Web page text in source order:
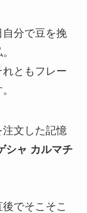
分で豆を挽
ともフレー
文した記憶
シャ カルマチ
でそこそこ